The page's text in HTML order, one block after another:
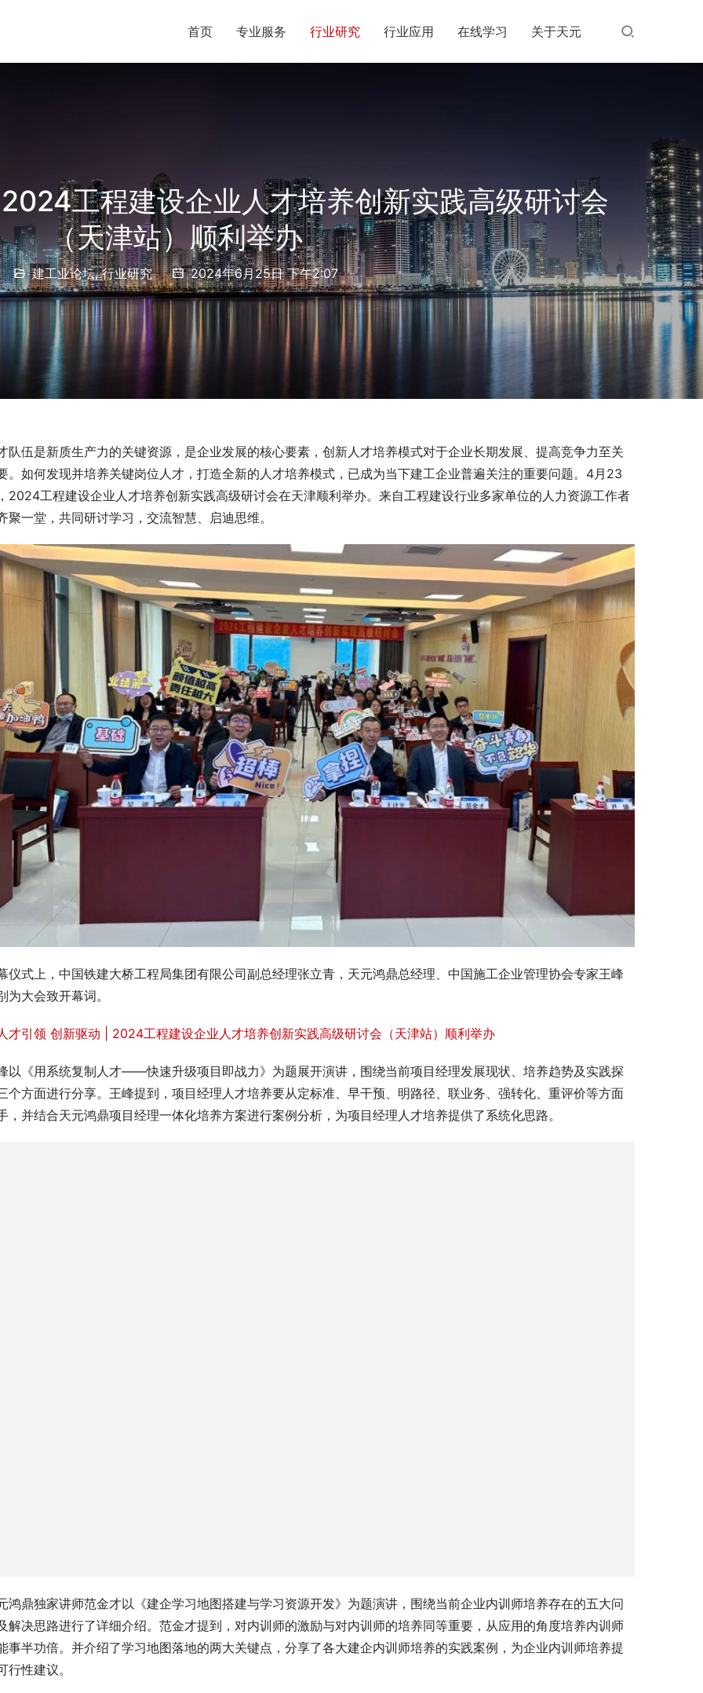
首页 专业服务 行业研究 行业应用 在线学习 关于天元
工程建设企业人才培养创新实践高级研讨会
（天津站）顺利举办
建工业论坛,行业研究 2024年6月25日 下午2:07
队伍是新质生产力的关键资源，是企业发展的核心要素，创新人才培养模式对于企业长期发展、提高竞争力至关
。如何发现并培养关键岗位人才，打造全新的人才培养模式，已成为当下建工企业普遍关注的重要问题。4月23
2024工程建设企业人才培养创新实践高级研讨会在天津顺利举办。来自工程建设行业多家单位的人力资源工作者
聚一堂，共同研讨学习，交流智慧、启迪思维。
仪式上，中国铁建大桥工程局集团有限公司副总经理张立青，天元鸿鼎总经理、中国施工企业管理协会专家王峰
为大会致开幕词。
以《用系统复制人才——快速升级项目即战力》为题展开演讲，围绕当前项目经理发展现状、培养趋势及实践探
个方面进行分享。王峰提到，项目经理人才培养要从定标准、早干预、明路径、联业务、强转化、重评价等方面
，并结合天元鸿鼎项目经理一体化培养方案进行案例分析，为项目经理人才培养提供了系统化思路。
鸿鼎独家讲师范金才以《建企学习地图搭建与学习资源开发》为题演讲，围绕当前企业内训师培养存在的五大问
解决思路进行了详细介绍。范金才提到，对内训师的激励与对内训师的培养同等重要，从应用的角度培养内训师
事半功倍。并介绍了学习地图落地的两大关键点，分享了各大建企内训师培养的实践案例，为企业内训师培养提
行性建议。